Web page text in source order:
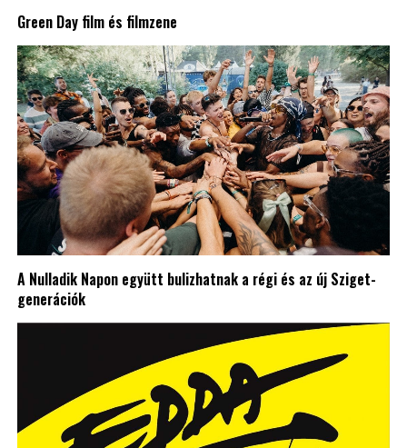
Green Day film és filmzene
A Nulladik Napon együtt bulizhatnak a régi és az új Sziget-
generációk